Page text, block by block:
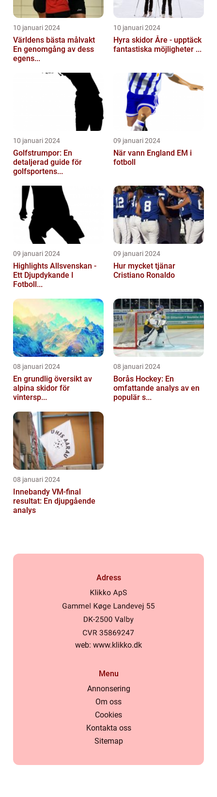
10 januari 2024
Världens bästa målvakt
En genomgång av dess
egens...
10 januari 2024
Hyra skidor Åre - upptäck
fantastiska möjligheter ...
10 januari 2024
Golfstrumpor: En
detaljerad guide för
golfsportens...
09 januari 2024
När vann England EM i
fotboll
09 januari 2024
Highlights Allsvenskan -
Ett Djupdykande I
Fotboll...
09 januari 2024
Hur mycket tjänar
Cristiano Ronaldo
08 januari 2024
En grundlig översikt av
alpina skidor för
vintersp...
08 januari 2024
Borås Hockey: En
omfattande analys av en
populär s...
08 januari 2024
Innebandy VM-final
resultat: En djupgående
analys
Adress
web: www.klikko.dk
Menu
Annonsering
Om oss
Cookies
Kontakta oss
Sitemap